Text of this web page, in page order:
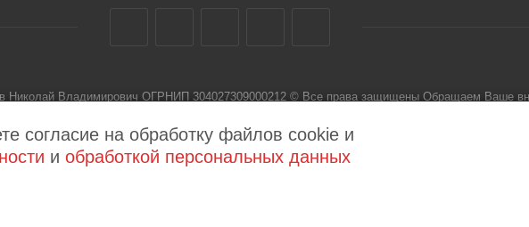
Николай Владимирович ОГРНИП 304027309000212 © Все права защищены Обращаем Ваше
согласие на обработку файлов cookie и
и обработкой персональных данных